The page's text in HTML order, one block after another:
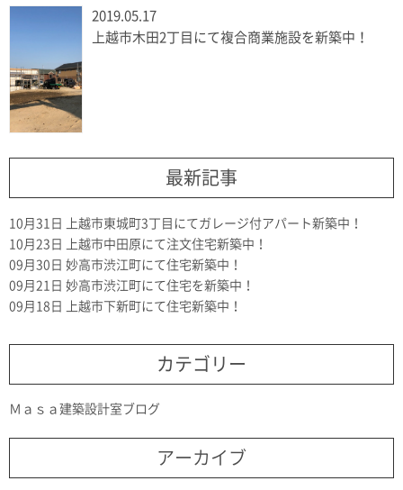
2019.05.17
上越市木田2丁目にて複合商業施設を新築中！
最新記事
10月31日
上越市東城町3丁目にてガレージ付アパート新築中！
10月23日
上越市中田原にて注文住宅新築中！
09月30日 妙高市渋江町にて住宅新築中！
09月21日 妙高市渋江町にて住宅を新築中！
09月18日
上越市下新町にて住宅新築中！
カテゴリー
Ｍａｓａ建築設計室ブログ
アーカイブ